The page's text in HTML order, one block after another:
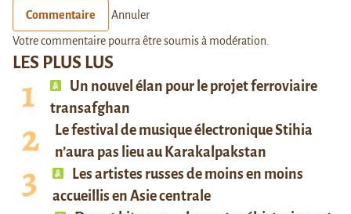
LES PLUS LUS
Un nouvel élan pour le projet ferroviaire
transafghan
Le festival de musique électronique Stihia
n’aura pas lieu au Karakalpakstan
Les artistes russes de moins en moins
accueillis en Asie centrale
Commentaire Annuler
Votre commentaire pourra être soumis à modération.